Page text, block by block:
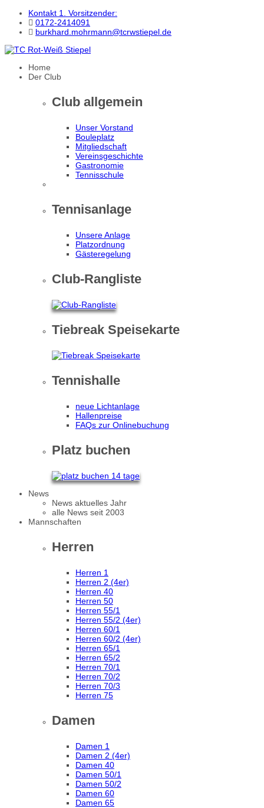
Kontakt 1. Vorsitzender:
0172-2414091
burkhard.mohrmann@tcrwstiepel.de
Home
Der Club
Club allgemein
Unser Vorstand
Bouleplatz
Mitgliedschaft
Vereinsgeschichte
Gastronomie
Tennisschule
Tennisanlage
Unsere Anlage
Platzordnung
Gästeregelung
Club-Rangliste
Tiebreak Speisekarte
Tennishalle
neue Lichtanlage
Hallenpreise
FAQs zur Onlinebuchung
Platz buchen
News
News aktuelles Jahr
alle News seit 2003
Mannschaften
Herren
Herren 1
Herren 2 (4er)
Herren 40
Herren 50
Herren 55/1
Herren 55/2 (4er)
Herren 60/1
Herren 60/2 (4er)
Herren 65/1
Herren 65/2
Herren 70/1
Herren 70/2
Herren 70/3
Herren 75
Damen
Damen 1
Damen 2 (4er)
Damen 40
Damen 50/1
Damen 50/2
Damen 60
Damen 65